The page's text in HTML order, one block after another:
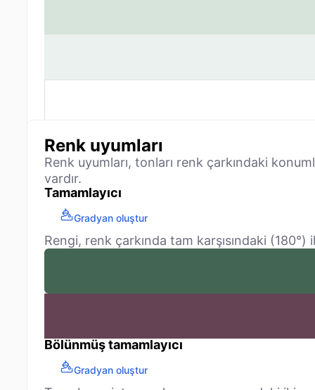
Renk uyumları
Renk uyumları, tonları renk çarkındaki
vardır.
Tamamlayıcı
Gradyan oluştur
Rengi, renk çarkında tam karşısındaki
Bölünmüş tamamlayıcı
Gradyan oluştur